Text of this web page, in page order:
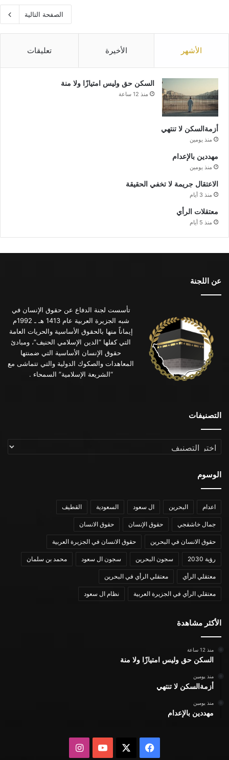
الصفحة التالية
الأشهر الأخيرة تعليقات
السكن حق وليس امتيازًا ولا منة
منذ 12 ساعة
أزمةالسكن لا تنتهي
منذ يومين
مهددين بالإعدام
منذ يومين
الاعتقال جريمة لا تخفي الحقيقة
منذ 3 أيام
معتقلات الرأي
منذ 5 أيام
عن اللجنة
تأسست لجنة الدفاع عن حقوق الإنسان في
شبه الجزيرة العربية عام 1413 هـ ـ 1992م
إيماناً منها بالحقوق الأساسية والحريات العامة
التي كفلها “الدين الإسلامي الحنيف”، ومبادئ
حقوق الإنسان الأساسية التي ضمنتها
المعاهدات والصكوك الدولية والتي تتماشى مع
“الشريعة الإسلامية” السمحاء .
التصنيفات
التصنيفات
الوسوم
اعدام البحرين ال سعود السعودية القطيف
جمال خاشقجي حقوق الإنسان حقوق الانسان
حقوق الانسان في البحرين حقوق الانسان في الجزيرة العربية
رؤية 2030 سجون البحرين سجون ال سعود محمد بن سلمان
معتقلي الرأي معتقلي الرأي في البحرين
معتقلي الرأي في الجزيرة العربية نظام ال سعود
الأكثر مشاهدة
منذ 12 ساعة
السكن حق وليس امتيازًا ولا منة
منذ يومين
أزمةالسكن لا تنتهي
منذ يومين
مهددين بالإعدام
فيسبوك يوتيوبانستقرام